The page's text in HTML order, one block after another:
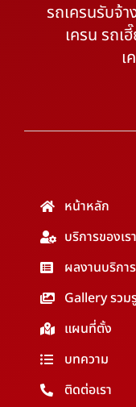
รถเครนรับจ้
เครน รถเ
เ
หน้าหลัก
บริการของเรา
ผลงานบริกา
Gallery รวม
แผนที่ตั้ง
บทความ
ติดต่อเรา